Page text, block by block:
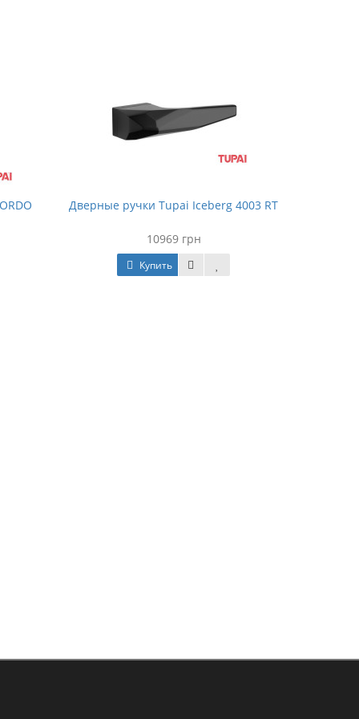
Дверные ручки Tupai Iceberg 4003 RT
10969 грн
Купить